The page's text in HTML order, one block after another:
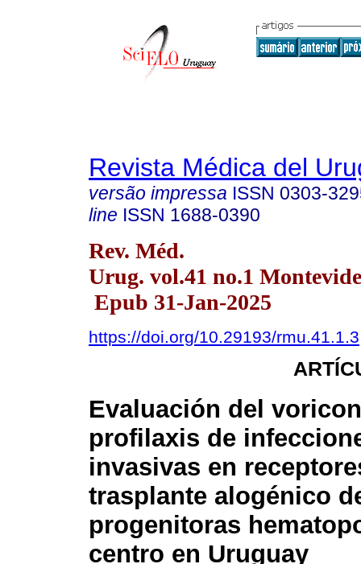
Revista Médica del
versão impressa ISSN 0303-
line ISSN 1688-0390
Rev. Méd.
Urug. vol.41 no.1
Epub 31-Jan-2025
https://doi.org/10.29193/rmu.41.1.3
Evaluación del
profilaxis de
invasivas en
trasplante alogénico
progenitoras
centro en Uruguay